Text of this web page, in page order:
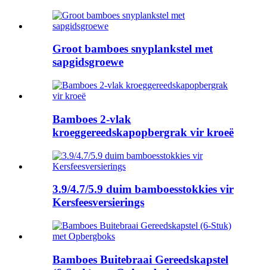
Groot bamboes snyplankstel met
sapgidsgroewe
Bamboes 2-vlak
kroeggereedskapopbergrak vir kroeë
3.9/4.7/5.9 duim bamboesstokkies vir
Kersfeesversierings
Bamboes Buitebraai Gereedskapstel